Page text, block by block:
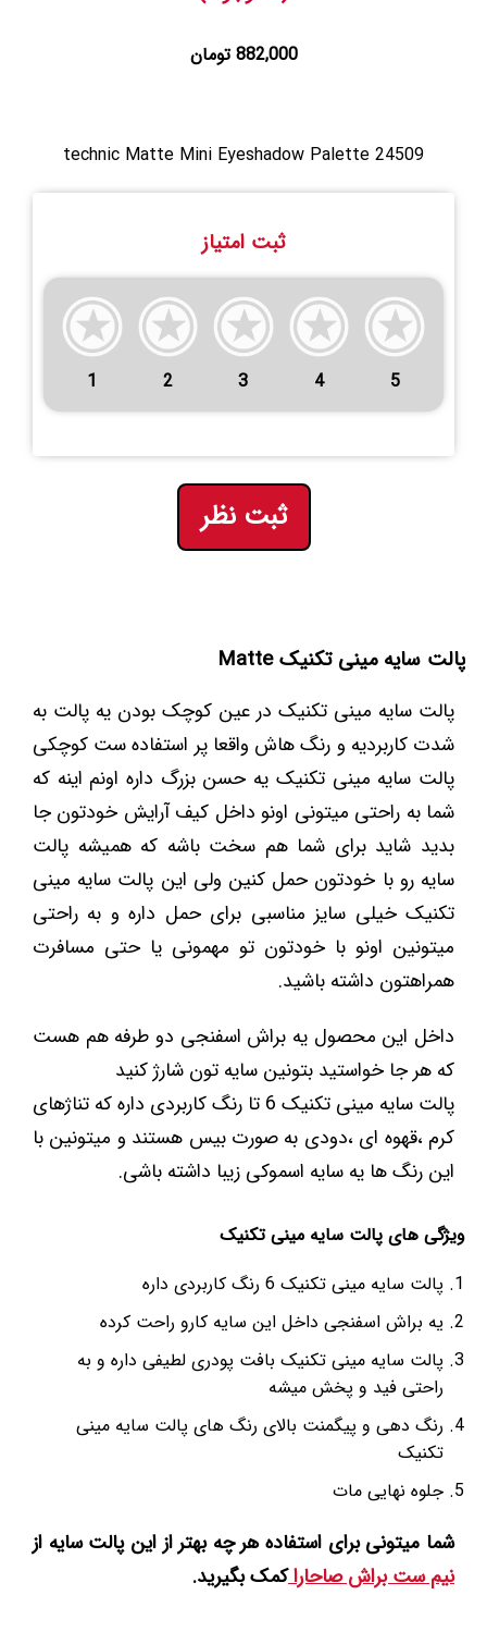
882,000 تومان
technic Matte Mini Eyeshadow Palette 24509
ثبت امتیاز
1 2 3 4 5
ثبت نظر
پالت سایه مینی تکنیک Matte
پالت سایه مینی تکنیک در عین کوچک بودن یه پالت به
شدت کاربردیه و رنگ هاش واقعا پر استفاده ست کوچکی
پالت سایه مینی تکنیک یه حسن بزرگ داره اونم اینه که
شما به راحتی میتونی اونو داخل کیف آرایش خودتون جا
بدید شاید برای شما هم سخت باشه که همیشه پالت
سایه رو با خودتون حمل کنین ولی این پالت سایه مینی
تکنیک خیلی سایز مناسبی برای حمل داره و به راحتی
میتونین اونو با خودتون تو مهمونی یا حتی مسافرت
همراهتون داشته باشید.
داخل این محصول یه براش اسفنجی دو طرفه هم هست
که هر جا خواستید بتونین سایه تون شارژ کنید
پالت سایه مینی تکنیک 6 تا رنگ کاربردی داره که تناژهای
کرم ،قهوه ای ،دودی به صورت بیس هستند و میتونین با
این رنگ ها یه سایه اسموکی زیبا داشته باشی.
ویژگی های پالت سایه مینی تکنیک
پالت سایه مینی تکنیک 6 رنگ کاربردی داره
یه براش اسفنجی داخل این سایه کارو راحت کرده
پالت سایه مینی تکنیک بافت پودری لطیفی داره و به
راحتی فید و پخش میشه
رنگ دهی و پیگمنت بالای رنگ های پالت سایه مینی
تکنیک
جلوه نهایی مات
شما میتونی برای استفاده هر چه بهتر از این پالت سایه از
نیم ست براش صاحاراکمک بگیرید.